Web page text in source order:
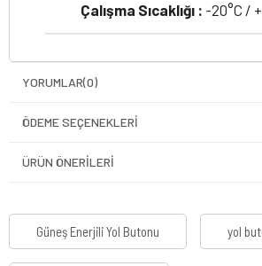
Çalışma Sıcaklığı : -20°C /
YORUMLAR(0)
ÖDEME SEÇENEKLERI
ÜRÜN ÖNERILERI
Güneş Enerjili Yol Butonu yol